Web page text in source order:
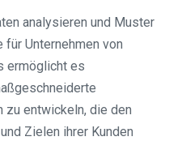
analysieren und Muster
Unternehmen von
ermöglicht es
zu entwickeln, die den
Zielen ihrer Kunden